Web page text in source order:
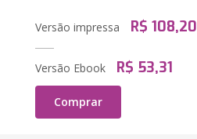
Versão impressa R$ 108,20
Versão Ebook R$ 53,31
Comprar